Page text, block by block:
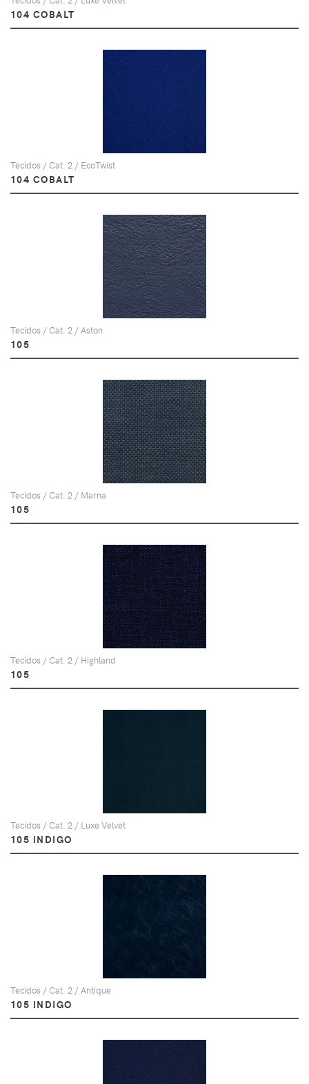
104 COBALT
Tecidos / Cat. 2 / EcoTwist
104 COBALT
Tecidos / Cat. 2 / Aston
105
Tecidos / Cat. 2 / Marna
105
Tecidos / Cat. 2 / Highland
105
Tecidos / Cat. 2 / Luxe Velvet
105 INDIGO
Tecidos / Cat. 2 / Antique
105 INDIGO